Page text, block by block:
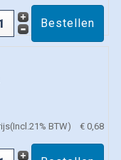
BTW) € 0,68